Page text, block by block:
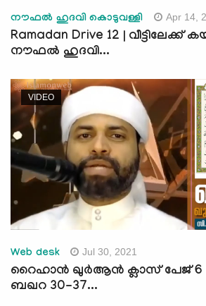
നൗഫൽ ഹുദവി കൊടുവള്ളി Apr 14,
Ramadan Drive 12 | വീട്ടിലേക്ക്
നൗഫൽ ഹുദവി...
VIDEO
Web desk Jul 30, 2021
റൈഹാന്‍ ഖുര്‍ആന്‍ ക്ലാസ് പേജ്
ബഖറ 30-37...